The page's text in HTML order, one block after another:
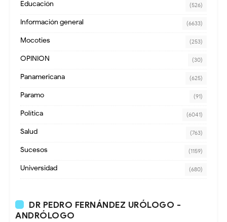
Educación (526)
Información general (6633)
Mocoties (253)
OPINION (30)
Panamericana (625)
Paramo (91)
Política (6041)
Salud (763)
Sucesos (1159)
Universidad (680)
DR PEDRO FERNÁNDEZ URÓLOGO -
ANDRÓLOGO